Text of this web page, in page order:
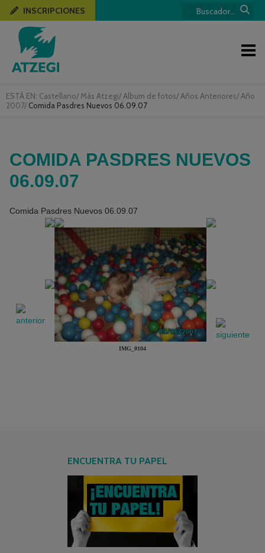
ESTÁ EN: Castellano/ Más Atzegi/ Album de fotos/ Años Anteriores/ Año
2007/ Comida Pasdres Nuevos 06.09.07
INSCRIPCIONES
COMIDA PASDRES NUEVOS
06.09.07
Comida Pasdres Nuevos 06.09.07
IMG_0104
ENCUENTRA TU PAPEL